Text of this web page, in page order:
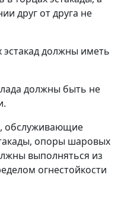
друг от друга не
должны иметь
должны быть не
обслуживающие
опоры шаровых
выполняться из
огнестойкости